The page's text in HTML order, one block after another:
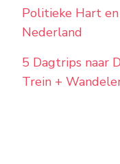
Politieke Hart
Nederland
5 Dagtrips naar
Trein +